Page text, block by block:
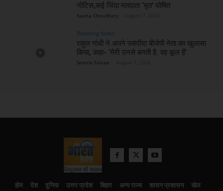
नोटिस,कई जिंदा मतदाता ‘मृत’ घोषित
Kavita Choudhary
Breaking News
राहुल गांधी ने अपने पसंदीदा बीजेपी नेता का खुलासा
किया, कहा- ‘मेरी उनसे बनती है. वह कूल हैं’
Seema Faizee
होम देश दुनिया उत्तर प्रदेश बिहार अन्य राज्य शासन प्रशासन
खेल